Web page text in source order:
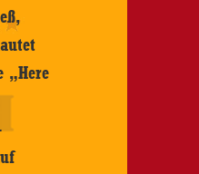
„Here